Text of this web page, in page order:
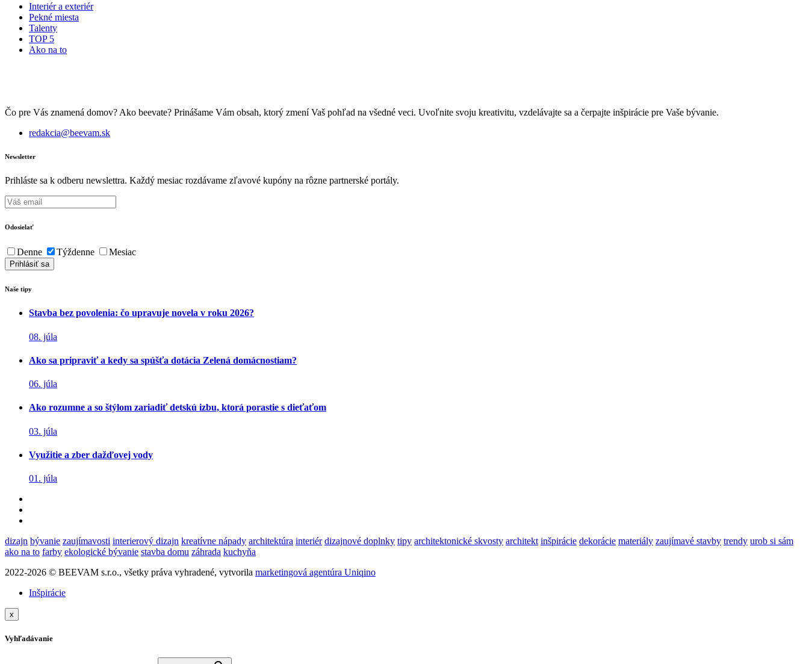
Interiér a exteriér
Pekné miesta
Talenty
TOP 5
Ako na to
Čo pre Vás znamená domov? Ako beevate? Prinášame Vám obsah, ktorý zmení Vaš pohľad na všedné veci. Uvoľnite svoju kreativitu, vzdelávajte sa a čerpajte inšpirácie pre Vaše bývanie.
redakcia@beevam.sk
Newsletter
Prihláste sa k odberu newslettra. Každý mesiac rozdávame zľavové kupóny na rôzne partnerské portály.
Odosielať
Denne Týždenne Mesiac
Naše tipy
Stavba bez povolenia: čo upravuje novela v roku 2026?
08. júla
Ako sa pripraviť a kedy sa spúšťa dotácia Zelená domácnostiam?
06. júla
Ako rozumne a so štýlom zariadiť detskú izbu, ktorá porastie s dieťaťom
03. júla
Využitie a zber dažďovej vody
01. júla
dizajn bývanie zaujímavosti interierový dizajn kreatívne nápady architektúra interiér dizajnové doplnky tipy architektonické skvosty architekt inšpirácie dekorácie materiály zaujímavé stavby trendy urob si sám
ako na to farby ekologické bývanie stavba domu záhrada kuchyňa
2022-2026 © BEEVAM s.r.o., všetky práva vyhradené, vytvorila marketingová agentúra Uniqino
Inšpirácie
x
Vyhľadávanie